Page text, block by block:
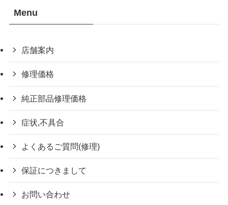
Menu
店舗案内
修理価格
純正部品修理価格
症状,不具合
よくあるご質問(修理)
保証につきまして
お問い合わせ